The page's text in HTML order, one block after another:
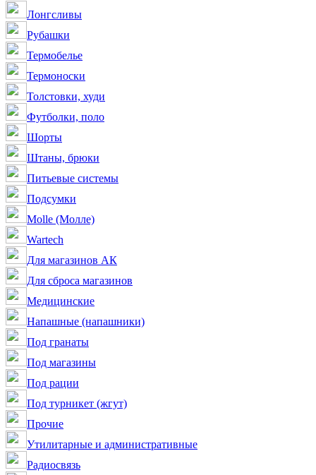
Лонгсливы
Рубашки
Термобелье
Термоноски
Толстовки, худи
Футболки, поло
Шорты
Штаны, брюки
Питьевые системы
Подсумки
Molle (Молле)
Wartech
Для магазинов АК
Для сброса магазинов
Медицинские
Напашные (напашники)
Под гранаты
Под магазины
Под рации
Под турникет (жгут)
Прочие
Утилитарные и административные
Радиосвязь